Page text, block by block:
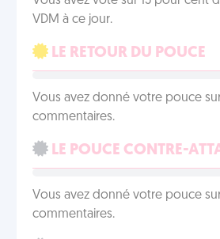
VDM à ce jour.
LE RETOUR DU POUCE
Vous avez donné votre pouce
commentaires.
LE POUCE CONTRE-
Vous avez donné votre pouce
commentaires.